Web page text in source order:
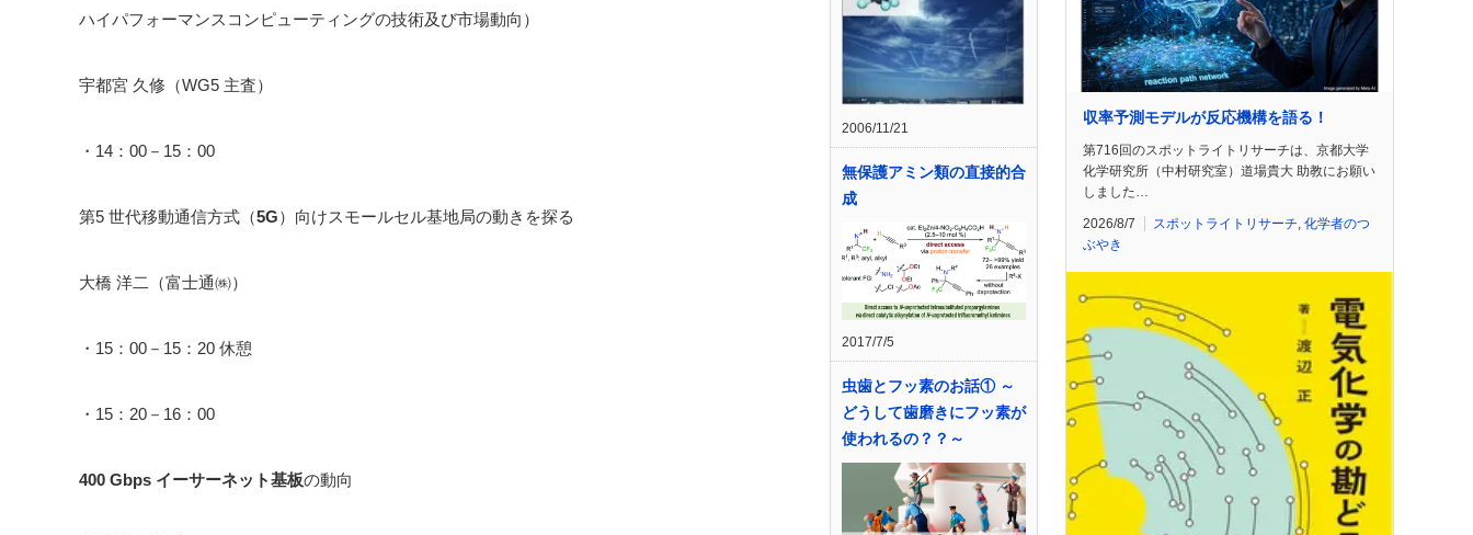
ハイパフォーマンスコンピューティングの技術及び市場動向）
宇都宮 久修（WG5 主査）
・14：00－15：00
第5 世代移動通信方式（5G）向けスモールセル基地局の動きを探る
大橋 洋二（富士通㈱）
・15：00－15：20 休憩
・15：20－16：00
400 Gbps イーサーネット基板の動向
2006/11/21
無保護アミン類の直接的合
成
2017/7/5
虫歯とフッ素のお話① ～
どうして歯磨きにフッ素が
使われるの？？～
収率予測モデルが反応機構を語る！
第716回のスポットライトリサーチは、京都大学
化学研究所（中村研究室）道場貴大 助教にお願い
しました…
2026/8/7 スポットライトリサーチ 化学者のつ
ぶやき